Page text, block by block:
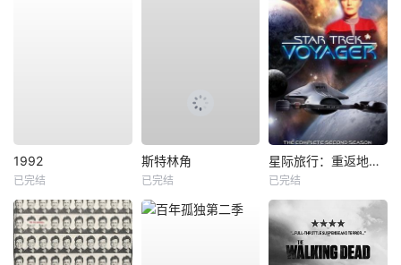
1992
已完结
斯特林角
已完结
星际旅行：重返地球第二季
已完结